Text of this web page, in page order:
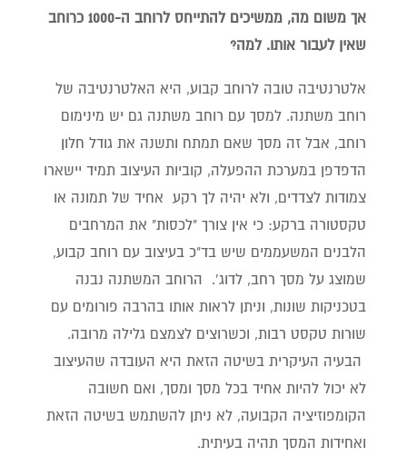
אך משום מה, ממשיכים להתייחס לרוחב ה-1000 כרוחב
שאין לעבור אותו. למה?
אלטרנטיבה טובה לרוחב קבוע, היא האלטרנטיבה של
רוחב משתנה. למסך עם רוחב משתנה גם יש מינימום
רוחב, אבל זה מסך שאם תמתח ותשנה את גודל חלון
הדפדפן במערכת ההפעלה, קוביות העיצוב תמיד יישארו
צמודות לצדדים, ולא יהיה לך רקע אחיד של תמונה או
טקסטורה ברקע: כי אין צורך "לכסות" את המרחבים
הלבנים המשעממים שיש בד"כ בעיצוב עם רוחב קבוע,
שמוצג על מסך רחב, לדוג'. הרוחב המשתנה נבנה
בטכניקות שונות, וניתן לראות אותו בהרבה פורומים עם
שורות טקסט רבות, וכשרוצים לצמצם גלילה מרובה.
הבעיה העיקרית בשיטה הזאת היא העובדה שהעיצוב
לא יכול להיות אחיד בכל מסך ומסך, ואם חשובה
הקומפוזיציה הקבועה, לא ניתן להשתמש בשיטה הזאת
ואחידות המסך תהיה בעיתית.